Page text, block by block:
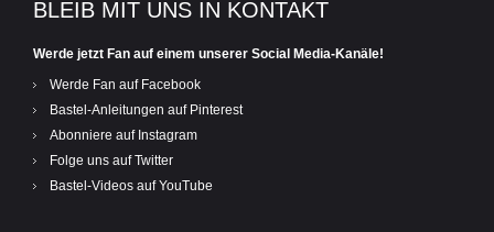
BLEIB MIT UNS IN KONTAKT
Werde jetzt Fan auf einem unserer Social Media-Kanäle!
Werde Fan auf Facebook
Bastel-Anleitungen auf Pinterest
Abonniere auf Instagram
Folge uns auf Twitter
Bastel-Videos auf YouTube